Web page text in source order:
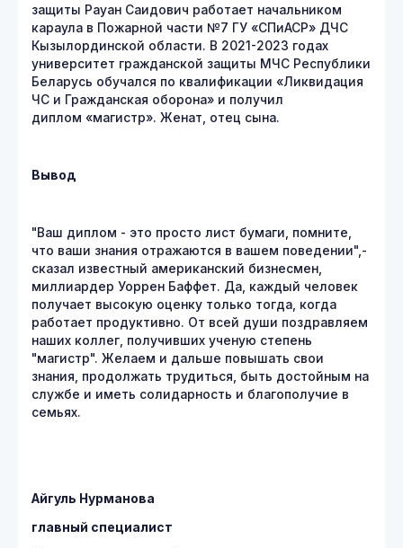
защиты Рауан Саидович работает начальником
караула в Пожарной части №7 ГУ «СПиАСР» ДЧС
Кызылординской области. В 2021-2023 годах
университет гражданской защиты МЧС Республики
Беларусь обучался по квалификации «Ликвидация
ЧС и Гражданская оборона» и получил
диплом «магистр». Женат, отец сына.
Вывод
"Ваш диплом - это просто лист бумаги, помните,
что ваши знания отражаются в вашем поведении",-
сказал известный американский бизнесмен,
миллиардер Уоррен Баффет. Да, каждый человек
получает высокую оценку только тогда, когда
работает продуктивно. От всей души поздравляем
наших коллег, получивших ученую степень
"магистр". Желаем и дальше повышать свои
знания, продолжать трудиться, быть достойным на
службе и иметь солидарность и благополучие в
семьях.
Айгуль Нурманова
главный специалист